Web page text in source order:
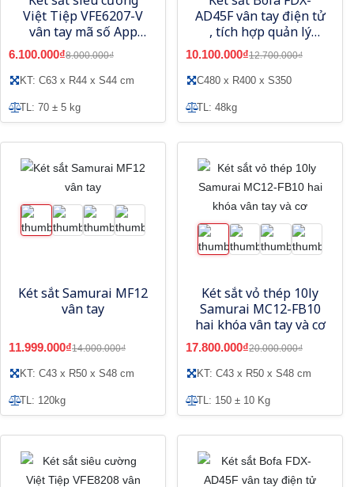
Việt Tiệp VFE6207-V
vân tay mã số App
thông minh-Model
mới
6.100.000₫8.000.000₫
KT: C63 x R44 x S44 cm
TL: 70 ± 5 kg
AD45F vân tay điện tử
, tích hợp quản lý
bằng điện thoại
10.100.000₫12.700.000₫
C480 x R400 x S350
TL: 48kg
Két sắt Samurai MF12
vân tay
11.999.000₫14.000.000₫
KT: C43 x R50 x S48 cm
TL: 120kg
Két sắt vỏ thép 10ly
Samurai MC12-FB10
hai khóa vân tay và cơ
17.800.000₫20.000.000₫
KT: C43 x R50 x S48 cm
TL: 150 ± 10 Kg